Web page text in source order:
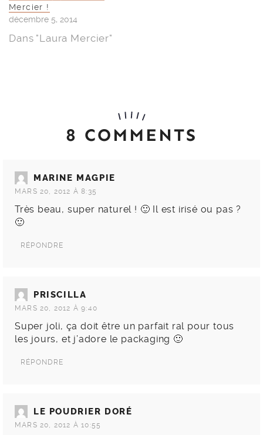
Mercier !
décembre 5, 2014
Dans "Laura Mercier"
8 COMMENTS
MARINE MAGPIE
MARS 20, 2012 À 8:35
Très beau, super naturel ! 🙂 Il est irisé ou pas ?
🙂
RÉPONDRE
PRISCILLA
MARS 20, 2012 À 9:40
Super joli, ça doit être un parfait ral pour tous
les jours, et j’adore le packaging 🙂
RÉPONDRE
LE POUDRIER DORÉ
MARS 20, 2012 À 10:55